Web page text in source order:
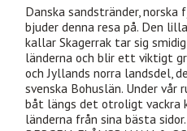
Danska sandstränder,
bjuder denna resa på. Den
kallar Skagerrak tar sig
länderna och blir ett viktigt
och Jyllands norra landsdel,
svenska Bohuslän. Under vår
båt längs det otroligt vackra
länderna från sina bästa sidor.